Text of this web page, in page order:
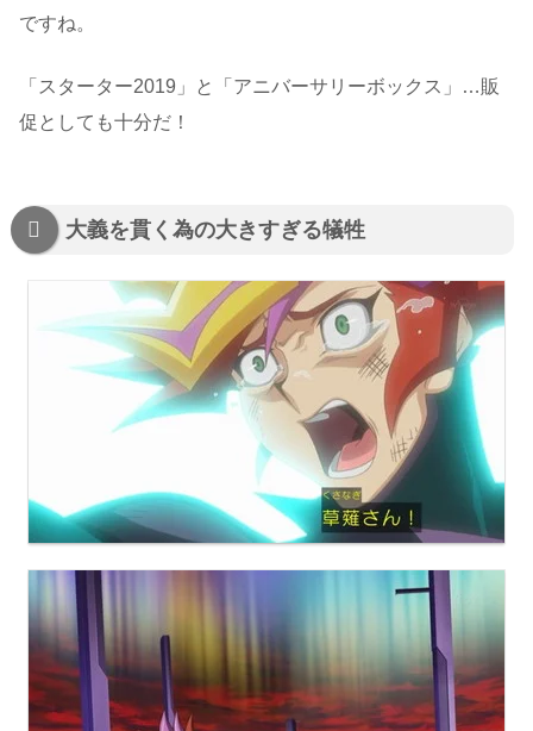
ですね。
「スターター2019」と「アニバーサリーボックス」…販
促としても十分だ！
大義を貫く為の大きすぎる犠牲